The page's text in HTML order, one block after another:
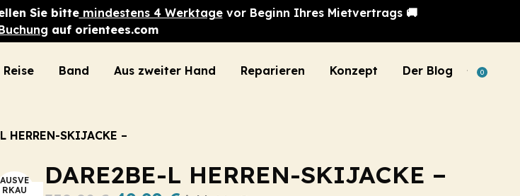
Sie bittemindestens 4 Werktagevor Beginn Ihres Mietvertrags 🚚
auf orientees.com
Reise Band Aus zweiter Hand Reparieren Konzept Der Blog 0
HERREN-SKIJACKE –
AUSVE
RKAU
DARE2BE-L HERREN-SKIJACKE –